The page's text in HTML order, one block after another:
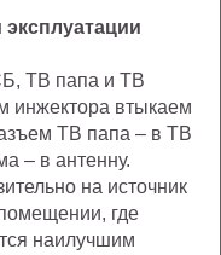
ТВ папа и ТВ
втыкаем
ТВ папа – в ТВ
– в антенну.
на источник
где
наилучшим